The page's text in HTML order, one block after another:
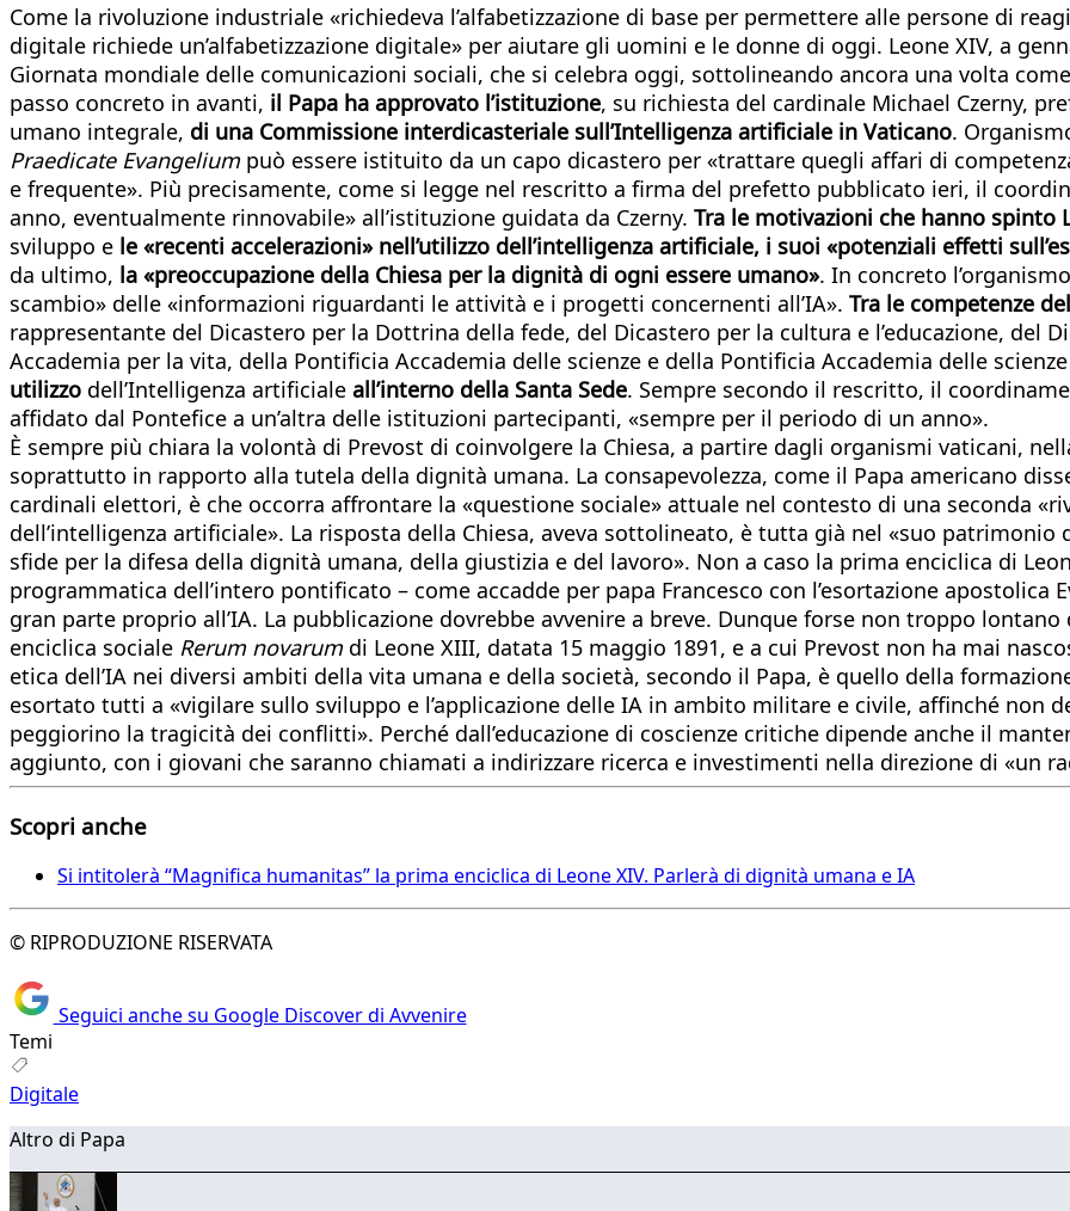
Come la rivoluzione industriale «richiedeva l’alfabetizzazione di base per permettere alle persone di
digitale richiede un’alfabetizzazione digitale» per aiutare gli uomini e le donne di oggi. Leone XIV, a
Giornata mondiale delle comunicazioni sociali, che si celebra oggi, sottolineando ancora una volta
passo concreto in avanti, il Papa ha approvato l’istituzione, su richiesta del cardinale Michael Czerny,
umano integrale, di una Commissione interdicasteriale sull’Intelligenza artificiale in Vaticano.
Praedicate Evangeliumpuò essere istituito da un capo dicastero per «trattare quegli affari di
e frequente». Più precisamente, come si legge nel rescritto a firma del prefetto pubblicato ieri, il
anno, eventualmente rinnovabile» all’istituzione guidata da Czerny. Tra le motivazioni che hanno spinto
sviluppo e le «recenti accelerazioni» nell’utilizzo dell’intelligenza artificiale, i suoi «potenziali effetti
da ultimo, la «preoccupazione della Chiesa per la dignità di ogni essere umano». In concreto
scambio» delle «informazioni riguardanti le attività e i progetti concernenti all’IA». Tra le competenze
rappresentante del Dicastero per la Dottrina della fede, del Dicastero per la cultura e l’educazione, del
Accademia per la vita, della Pontificia Accademia delle scienze e della Pontificia Accademia delle scienze
utilizzo dell’Intelligenza artificiale all’interno della Santa Sede. Sempre secondo il rescritto, il
affidato dal Pontefice a un’altra delle istituzioni partecipanti, «sempre per il periodo di un anno».
È sempre più chiara la volontà di Prevost di coinvolgere la Chiesa, a partire dagli organismi vaticani,
soprattutto in rapporto alla tutela della dignità umana. La consapevolezza, come il Papa americano
cardinali elettori, è che occorra affrontare la «questione sociale» attuale nel contesto di una seconda
dell’intelligenza artificiale». La risposta della Chiesa, aveva sottolineato, è tutta già nel «suo
sfide per la difesa della dignità umana, della giustizia e del lavoro». Non a caso la prima enciclica di
programmatica dell’intero pontificato – come accadde per papa Francesco con l’esortazione apostolica
gran parte proprio all’IA. La pubblicazione dovrebbe avvenire a breve. Dunque forse non troppo
enciclica sociale Rerum novarumdi Leone XIII, datata 15 maggio 1891, e a cui Prevost non ha mai
etica dell’IA nei diversi ambiti della vita umana e della società, secondo il Papa, è quello della
esortato tutti a «vigilare sullo sviluppo e l’applicazione delle IA in ambito militare e civile, affinché non
peggiorino la tragicità dei conflitti». Perché dall’educazione di coscienze critiche dipende anche il
aggiunto, con i giovani che saranno chiamati a indirizzare ricerca e investimenti nella direzione di «un
Scopri anche
Si intitolerà “Magnifica humanitas” la prima enciclica di Leone XIV. Parlerà di dignità umana e IA
© RIPRODUZIONE RISERVATA
Seguici anche su Google Discover di Avvenire
Temi
Digitale
Altro di Papa